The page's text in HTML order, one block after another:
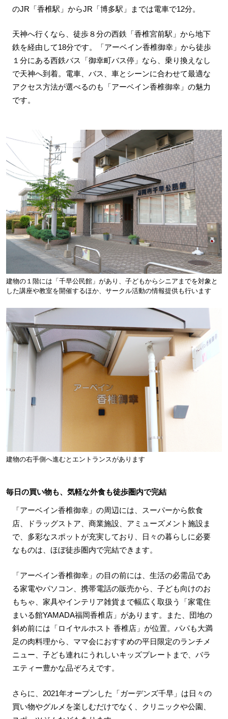
のJR「香椎駅」からJR「博多駅」までは電車で12分。
天神へ行くなら、徒歩８分の西鉄「香椎宮前駅」から地下
鉄を経由して18分です。「アーベイン香椎御幸」から徒歩
１分にある西鉄バス「御幸町バス停」なら、乗り換えなし
で天神へ到着。電車、バス、車とシーンに合わせて最適な
アクセス方法が選べるのも「アーベイン香椎御幸」の魅力
です。
建物の１階には「千早公民館」があり、子どもからシニアまでを対象と
した講座や教室を開催するほか、サークル活動の情報提供も行います
建物の右手側へ進むとエントランスがあります
毎日の買い物も、気軽な外食も徒歩圏内で完結
「アーベイン香椎御幸」の周辺には、スーパーから飲食
店、ドラッグストア、商業施設、アミューズメント施設ま
で、多彩なスポットが充実しており、日々の暮らしに必要
なものは、ほぼ徒歩圏内で完結できます。
「アーベイン香椎御幸」の目の前には、生活の必需品であ
る家電やパソコン、携帯電話の販売から、子ども向けのお
もちゃ、家具やインテリア雑貨まで幅広く取扱う「家電住
まいる館YAMADA福岡香椎店」があります。また、団地の
斜め前には「ロイヤルホスト 香椎店」が位置。パパも大満
足の肉料理から、ママ会におすすめの平日限定のランチメ
ニュー、子ども連れにうれしいキッズプレートまで、バラ
エティー豊かな品ぞろえです。
さらに、2021年オープンした「ガーデンズ千早」は日々の
買い物やグルメを楽しむだけでなく、クリニックや公園、